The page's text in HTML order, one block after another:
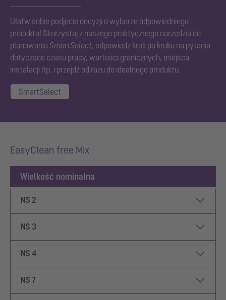
Ułatw sobie podjęcie decyzji o wyborze odpowiedniego
produktu! Skorzystaj z naszego praktycznego narzędzia do
planowania SmartSelect, odpowiedz krok po kroku na pytania
dotyczące czasu pracy, wartości granicznych, miejsca
instalacji itp. i przejdź od razu do idealnego produktu.
SmartSelect
EasyClean free Mix
Wielkość nominalna
NS 2
NS 3
NS 4
NS 7